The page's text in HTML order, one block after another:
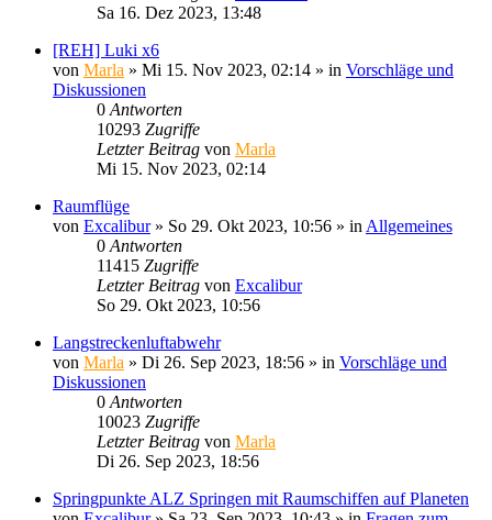
Sa 16. Dez 2023, 13:48
[REH] Luki x6
von Marla » Mi 15. Nov 2023, 02:14 » in Vorschläge und
Diskussionen
0 Antworten
10293 Zugriffe
Letzter Beitrag von Marla
Mi 15. Nov 2023, 02:14
Raumflüge
von Excalibur» So 29. Okt 2023, 10:56 » in Allgemeines
0 Antworten
11415 Zugriffe
Letzter Beitrag von Excalibur
So 29. Okt 2023, 10:56
Langstreckenluftabwehr
von Marla » Di 26. Sep 2023, 18:56 » in Vorschläge und
Diskussionen
0 Antworten
10023 Zugriffe
Letzter Beitrag von Marla
Di 26. Sep 2023, 18:56
Springpunkte ALZ Springen mit Raumschiffen auf Planeten